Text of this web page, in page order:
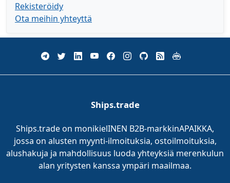
Rekisteröidy
Ota meihin yhteyttä
Ships.trade
Ships.trade on monikielINEN B2B-markkinAPAIKKA,
jossa on alusten myynti-ilmoituksia, ostoilmoituksia,
alushakuja ja mahdollisuus luoda yhteyksiä merenkulun
alan yritysten kanssa ympäri maailmaa.